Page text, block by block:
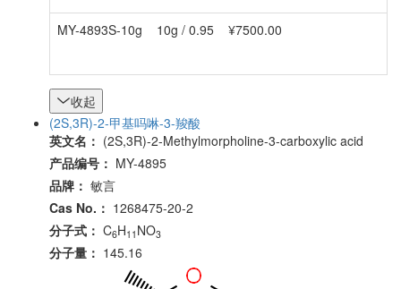
MY-4893S-10g 10g / 0.95 ¥7500.00
收起
(2S,3R)-2-甲基吗啉-3-羧酸
英文名： (2S,3R)-2-Methylmorpholine-3-carboxylic acid
产品编号： MY-4895
品牌： 敏言
Cas No.： 1268475-20-2
分子式： C6H11 NO3
分子量： 145.16